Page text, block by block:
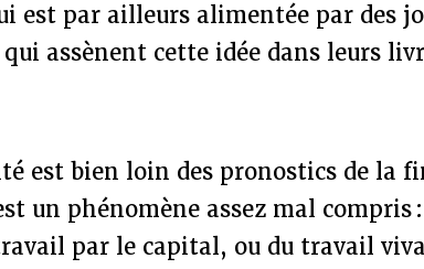
est par ailleurs alimentée par des
assènent cette idée dans leurs
est bien loin des pronostics de la
un phénomène assez mal compris
par le capital, ou du travail